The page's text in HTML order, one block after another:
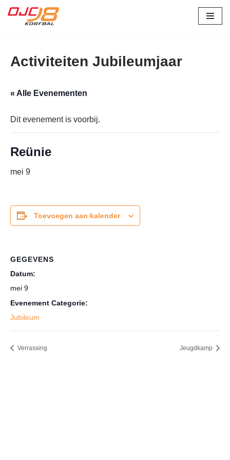
de
Activiteiten Jubileumjaar
« Alle Evenementen
Dit evenement is voorbij.
Reünie
mei 9
Toevoegen aan kalender
GEGEVENS
Datum:
mei 9
Evenement Categorie:
Jubileum
Verrassing Jeugdkamp